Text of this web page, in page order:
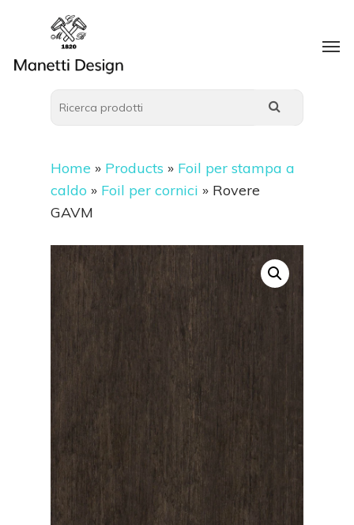
Home » Products » Foil per stampa a
caldo » Foil per cornici » Rovere
GAVM